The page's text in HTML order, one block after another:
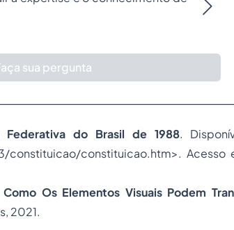
sua pergunta
Federativa do Brasil de 1988.
constituicao/constituicao.htm>. Acesso
Os Elementos Visuais Podem
2021.